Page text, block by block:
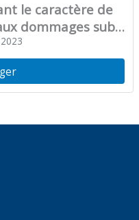
le caractère de
dommages subis
la Charente-